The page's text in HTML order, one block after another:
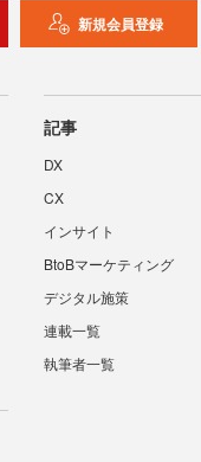
新規会員登録
記事
DX
CX
インサイト
BtoBマーケティング
デジタル施策
連載一覧
執筆者一覧